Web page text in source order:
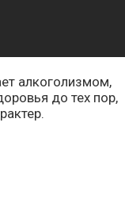
алкоголизмом,
до тех пор,